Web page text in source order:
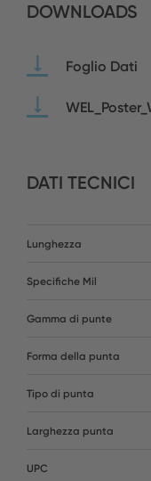
DOWNLOADS
Foglio Dati
DATI TECNICI
Lunghezza
Specifiche Mil
Gamma di punte
Forma della punta
Tipo di punta
Larghezza punta
UPC